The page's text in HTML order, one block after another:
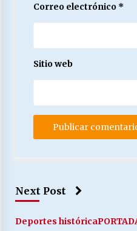
Correo electrónico *
Sitio web
Next Post
Deportes histórica